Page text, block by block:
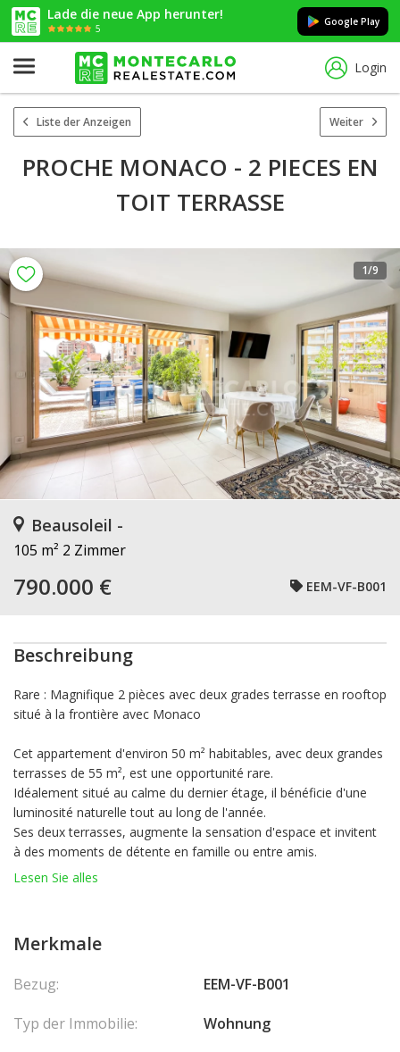
Lade die neue App herunter!
5
Google Play
Login
Liste der Anzeigen Weiter
PROCHE MONACO - 2 PIECES EN
TOIT TERRASSE
1/9
Beausoleil -
105 m² 2 Zimmer
790.000 € EEM-VF-B001
Beschreibung
Rare : Magnifique 2 pièces avec deux grades terrasse en rooftop
situé à la frontière avec Monaco
Cet appartement d'environ 50 m² habitables, avec deux grandes
terrasses de 55 m², est une opportunité rare.
Idéalement situé au calme du dernier étage, il bénéficie d'une
luminosité naturelle tout au long de l'année.
Ses deux terrasses, augmente la sensation d'espace et invitent
à des moments de détente en famille ou entre amis.
Sa situation privilégiée sur la frontière avec Monaco, a quelques
Un grand hall d'entrée.
Une cuisine ouverte.
Lesen Sie alles
Merkmale
Bezug:
EEM-VF-B001
Typ der Immobilie:
Wohnung